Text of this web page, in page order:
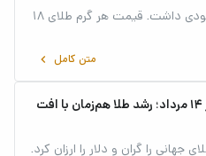
بر قیمت بیت کوین، می‌توان به
بازار طلا امروز ۱۷ مرداد روندی صعودی داشت. قیمت هر گرم طلای ۱۸
متن کامل keyboard_arrow_left
قیمت طلا امروز ۱۴ مرداد؛ رشد طلا هم‌زمان با افت
جهانی را گران و دلار را ارزان کرد.